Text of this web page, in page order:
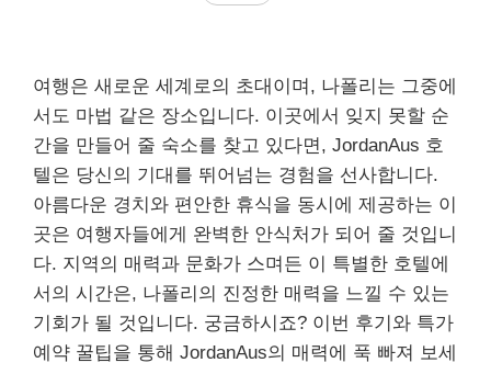
여행은 새로운 세계로의 초대이며, 나폴리는 그중에
서도 마법 같은 장소입니다. 이곳에서 잊지 못할 순
간을 만들어 줄 숙소를 찾고 있다면, JordanAus 호
텔은 당신의 기대를 뛰어넘는 경험을 선사합니다.
아름다운 경치와 편안한 휴식을 동시에 제공하는 이
곳은 여행자들에게 완벽한 안식처가 되어 줄 것입니
다. 지역의 매력과 문화가 스며든 이 특별한 호텔에
서의 시간은, 나폴리의 진정한 매력을 느낄 수 있는
기회가 될 것입니다. 궁금하시죠? 이번 후기와 특가
예약 꿀팁을 통해 JordanAus의 매력에 푹 빠져 보세